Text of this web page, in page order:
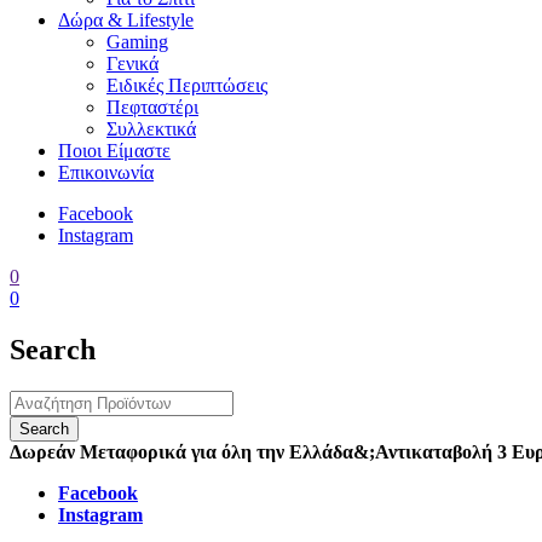
Δώρα & Lifestyle
Gaming
Γενικά
Ειδικές Περιπτώσεις
Πεφταστέρι
Συλλεκτικά
Ποιοι Είμαστε
Επικοινωνία
Facebook
Instagram
0
0
Search
Δωρεάν Μεταφορικά για όλη την Ελλάδα&;Αντικαταβολή 3
Facebook
Instagram